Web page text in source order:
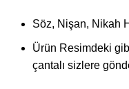
Söz, Nişan, Nikah
Ürün Resimdeki
çantalı sizlere